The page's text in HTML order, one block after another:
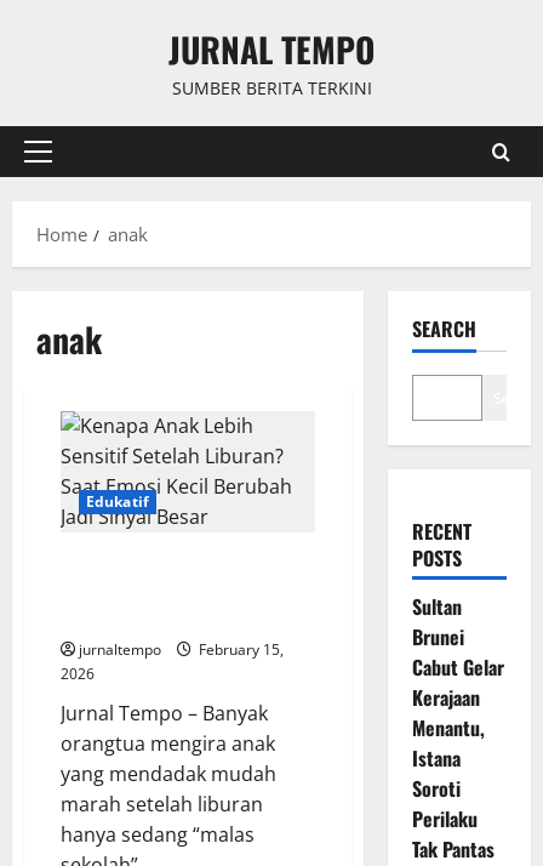
JURNAL TEMPO
SUMBER BERITA TERKINI
Primary
Home
anak
anak
Edukatif
jurnaltempo
February 15,
2026
Jurnal Tempo – Banyak
orangtua mengira anak
yang mendadak mudah
marah setelah liburan
hanya sedang “malas
SEARCH
RECENT
POSTS
Sultan
Brunei
Cabut Gelar
Kerajaan
Menantu,
Istana
Soroti
Perilaku
Tak Pantas